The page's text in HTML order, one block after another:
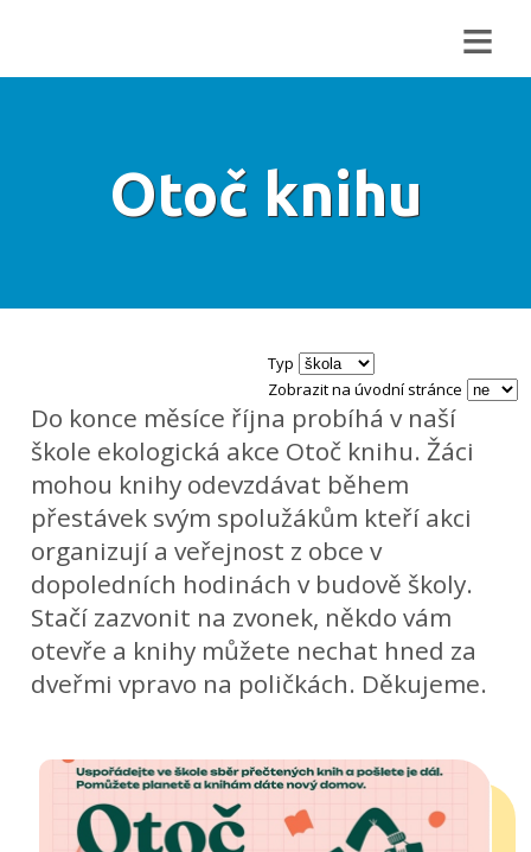
≡
Otoč knihu
Typ
Zobrazit na úvodní stránce
Do konce měsíce října probíhá v naší
škole ekologická akce Otoč knihu. Žáci
mohou knihy odevzdávat během
přestávek svým spolužákům kteří akci
organizují a veřejnost z obce v
dopoledních hodinách v budově školy.
Stačí zazvonit na zvonek, někdo vám
otevře a knihy můžete nechat hned za
dveřmi vpravo na poličkách. Děkujeme.